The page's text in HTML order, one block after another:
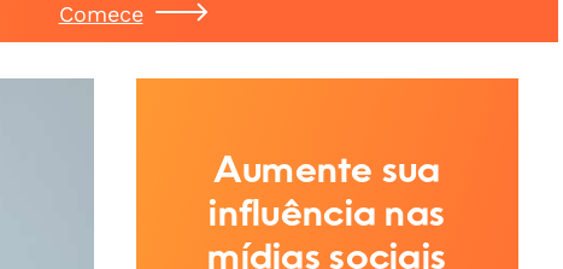
Comece
Aumente sua
influência nas
mídias sociais